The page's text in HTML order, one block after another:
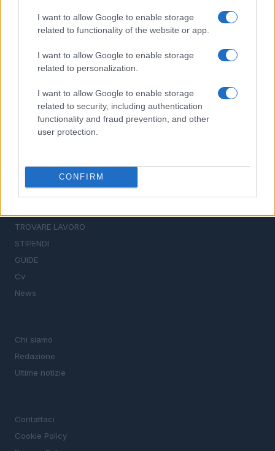
I want to allow Google to enable storage
related to functionality of the website or app.
I want to allow Google to enable storage
related to personalization.
I want to allow Google to enable storage
related to security, including authentication
functionality and fraud prevention, and other
user protection.
CONFIRM
territorio
Il portale del lavoro e della carriera. Offerte di lavoro,
TROVARE LAVORO
STIPENDI
GUIDE
Cv
News
Chi siamo
Redazione
Ultime notizie
Contattaci
Cookie Policy